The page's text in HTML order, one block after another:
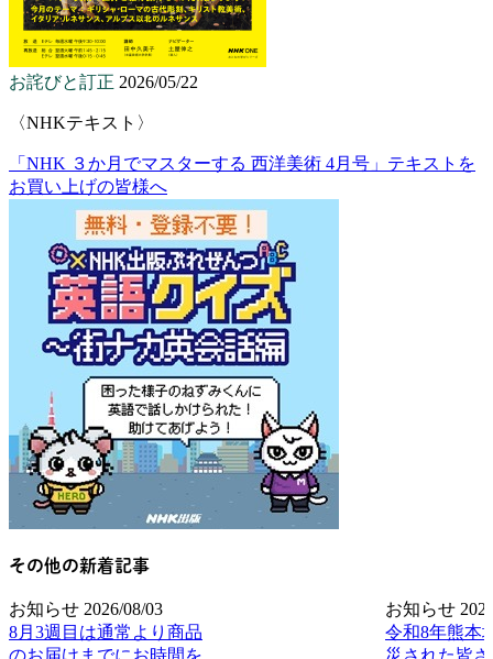
お詫びと訂正 2026/05/22
〈NHKテキスト〉
「NHK ３か月でマスターする 西洋美術 4月号」テキストを
お買い上げの皆様へ
その他の新着記事
お知らせ 2026/08/03
8月3週目は通常より商品
のお届けまでにお時間を
お知らせ
令和8年熊本
災された皆